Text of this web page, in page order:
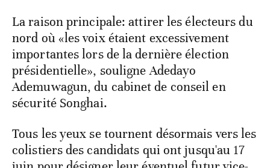
La raison principale: attirer les électeurs du
nord où «les voix étaient excessivement
importantes lors de la dernière élection
présidentielle», souligne Adedayo
Ademuwagun, du cabinet de conseil en
sécurité Songhai.
Tous les yeux se tournent désormais vers les
colistiers des candidats qui ont jusqu'au 17